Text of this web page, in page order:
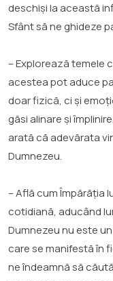
deschiși la această
Sfânt să ne ghideze
– Explorează temele
acestea pot aduce
doar fizică, ci și
găsi alinare și
arată că adevărata
Dumnezeu.
– Află cum Împărăția
cotidiană, aducând
Dumnezeu nu este
care se manifestă în
ne îndeamnă să